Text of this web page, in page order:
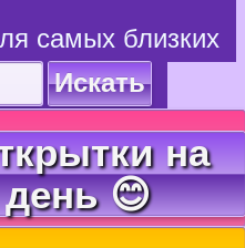
самых близких
Искать
на
😊